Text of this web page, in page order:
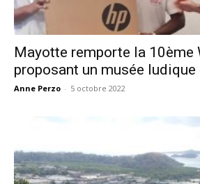
Mayotte remporte la 10ème
proposant un musée ludique
Anne Perzo - 5 octobre 2022